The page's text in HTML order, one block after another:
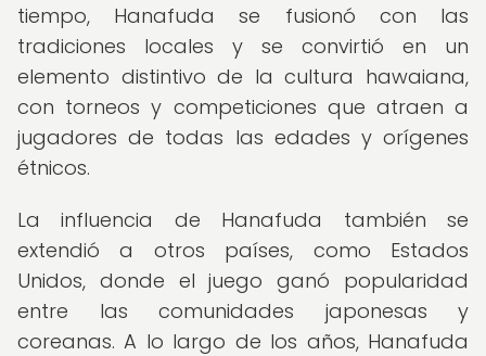
tiempo, Hanafuda se fusionó con las
tradiciones locales y se convirtió en un
elemento distintivo de la cultura hawaiana,
con torneos y competiciones que atraen a
jugadores de todas las edades y orígenes
étnicos.
La influencia de Hanafuda también se
extendió a otros países, como Estados
Unidos, donde el juego ganó popularidad
entre las comunidades japonesas y
coreanas. A lo largo de los años, Hanafuda